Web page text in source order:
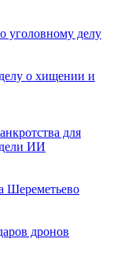
уголовному делу
о хищении и
для
ИИ
Шереметьево
дронов